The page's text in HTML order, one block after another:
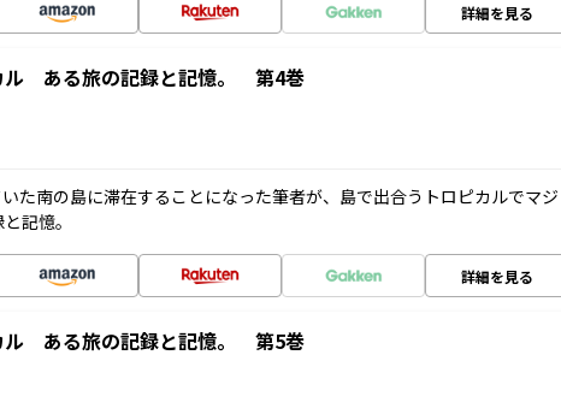
詳細を見る
ル ある旅の記録と記憶。 第4巻
た南の島に滞在することになった筆者が、島で出合うトロピカルでマジ
記憶。
詳細を見る
ル ある旅の記録と記憶。 第5巻